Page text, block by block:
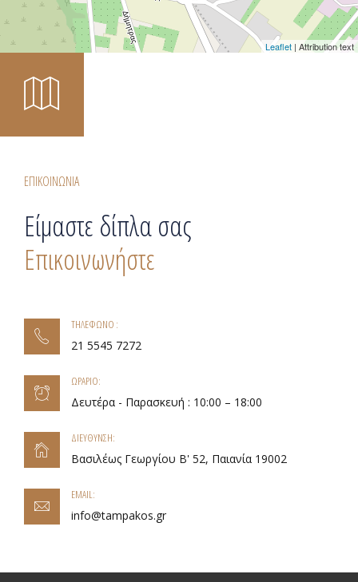
Leaflet | Attribution text
ΕΠΙΚΟΙΝΩΝΙΑ
Είμαστε δίπλα σας
Επικοινωνήστε
ΤΗΛΕΦΩΝΟ :
21 5545 7272
ΩΡΑΡΙΟ:
Δευτέρα - Παρασκευή : 10:00 – 18:00
ΔΙΕΥΘΥΝΣΗ:
Βασιλέως Γεωργίου Β' 52, Παιανία 19002
EMAIL:
info@tampakos.gr